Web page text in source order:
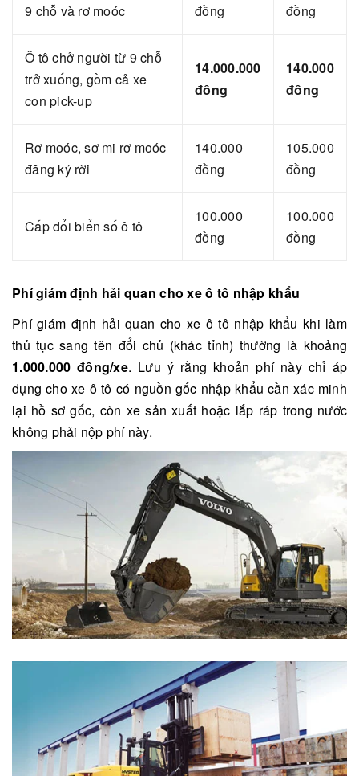
9 chỗ và rơ moóc
đồng
đồng
Ô tô chở người từ 9 chỗ
trở xuống, gồm cả xe
con pick-up
14.000.000
đồng
140.000
đồng
Rơ moóc, sơ mi rơ moóc
đăng ký rời
140.000
đồng
105.000
đồng
Cấp đổi biển số ô tô
100.000
đồng
100.000
đồng
Phígiám định hải quan cho xe ô tô nhập khẩu
Phí giám định hải quan cho xe ô tô nhập khẩu khi làm
thủ tục sang tên đổi chủ (khác tỉnh) thường là khoảng
1.000.000 đồng/xe. Lưu ý rằng khoản phí này chỉ áp
dụng cho xe ô tô có nguồn gốc nhập khẩu cần xác minh
lại hồ sơ gốc, còn xe sản xuất hoặc lắp ráp trong nước
không phải nộp phí này.